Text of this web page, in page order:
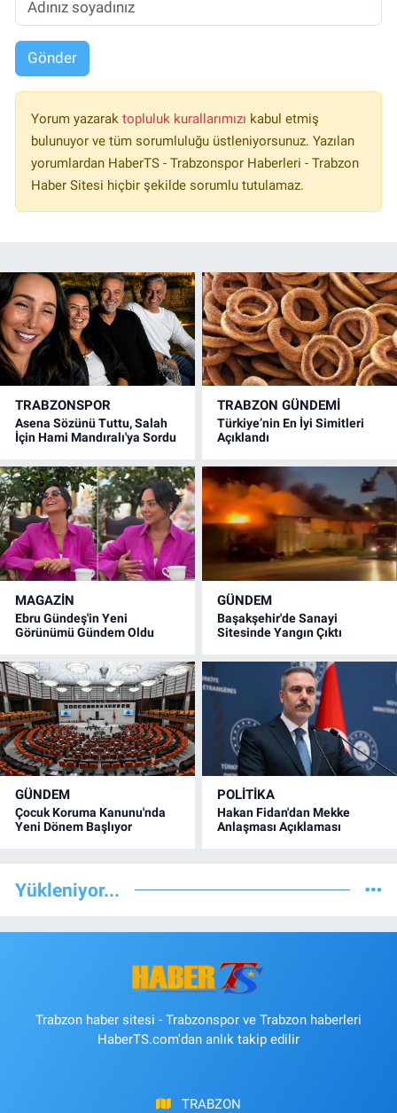
Gönder
Yorum yazarak topluluk kurallarımızı kabul etmiş
bulunuyor ve tüm sorumluluğu üstleniyorsunuz. Yazılan
yorumlardan HaberTS - Trabzonspor Haberleri - Trabzon
Haber Sitesi hiçbir şekilde sorumlu tutulamaz.
TRABZONSPOR
Asena Sözünü Tuttu, Salah
İçin Hami Mandıralı'ya Sordu
TRABZON GÜNDEMİ
Türkiye’nin En İyi Simitleri
Açıklandı
MAGAZİN
Ebru Gündeş'in Yeni
Görünümü Gündem Oldu
GÜNDEM
Başakşehir'de Sanayi
Sitesinde Yangın Çıktı
GÜNDEM
Çocuk Koruma Kanunu'nda
Yeni Dönem Başlıyor
POLİTİKA
Hakan Fidan'dan Mekke
Anlaşması Açıklaması
Yükleniyor...
Trabzon haber sitesi - Trabzonspor ve Trabzon haberleri
HaberTS.com'dan anlık takip edilir
TRABZON